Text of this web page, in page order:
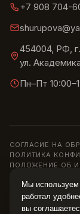
+7 908 704-
454004, РФ,
ул.
Пн–Пт
СОГЛАСИЕ НА
ПОЛИТИКА
ПОЛОЖЕНИЕ ОБ
Информация на
публичной
Мы
работал
вы